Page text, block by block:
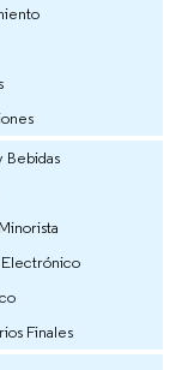
Bebidas
Finales